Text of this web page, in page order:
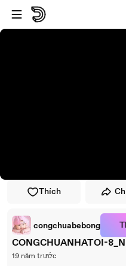
Đi đến trình phát
Đi đến nội dung chính
Thích
congchuabebong
CONGCHUANHATOI-
19 năm trước